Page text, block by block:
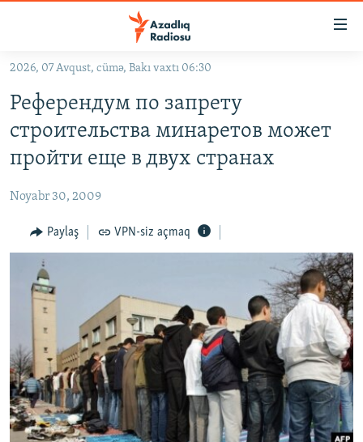
Əsas
qayıt
Əsas
naviqasiyaya
qayıt
#İZAHLA
KORRUPSIOMETR
#ƏSLINDƏ
FƏRQƏ BAX
QANUNI DOĞRU
ARAŞDIRMA
MULTIMEDIA
FOTOQALEREYA
İNFOQRAFIKA
KARIKATURA
RADIO ARXIV
OXU ZALI
AZƏRBAYCAN ƏDƏBIYYATI KITABXANASI
İSLAM VƏ DEMOKRATIYA
İZ - MƏDƏNIYYƏT PROQRAMI
HAQQIMIZDA
MISSIYAMIZ
PEŞƏ ETIKASI VƏ JURNALISTIKA STANDARTLARIMIZ
MATERIALLARIMIZDAN ISTIFADƏ
BIZI IZLƏ
2026, 07 Avqust, cümə, Bakı vaxtı 06:30
Референдум по запрету
строительства минаретов может
пройти еще в двух странах
Noyabr 30, 2009
Paylaş VPN-siz açmaq